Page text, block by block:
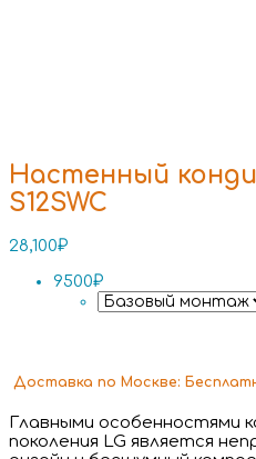
Настенный
S12SWC
28,100₽
9500₽
Доставка по Москве:
Главными особенностями
поколения LG является